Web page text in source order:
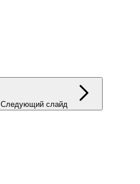
Следующий слайд